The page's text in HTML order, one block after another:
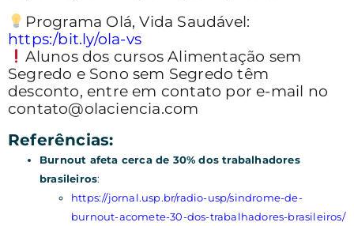
Programa Olá, Vida Saudável:
https:/bit.ly/ola-vs
Alunos dos cursos Alimentação sem
Segredo e Sono sem Segredo têm
desconto, entre em contato por e-mail no
contato@olaciencia.com
Referências:
Burnout afeta cerca de 30% dos trabalhadores
brasileiros:
https://jornal.usp.br/radio-usp/sindrome-de-
burnout-acomete-30-dos-trabalhadores-brasileiros/